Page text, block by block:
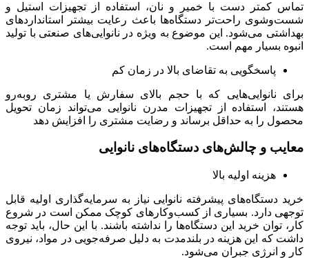
تماس کمتر دست با خمیر و نان، استفاده از تجهیزات استیل و
شست‌وشوی راحت‌تر دستگاه‌ها باعث رعایت بیشتر استانداردهای
بهداشتی می‌شود. این موضوع به ویژه در نانوایی‌های صنعتی با تولید
انبوه بسیار مهم است.
پاسخگویی به تقاضای بالا در زمان کم
برای نانوایی‌هایی که با حجم بالای سفارش یا مشتری روبه‌رو
هستند، استفاده از تجهیزات مدرن نانوایی می‌تواند زمان تحویل
محصول را به حداقل برساند و رضایت مشتری را افزایش دهد
معایب و چالش‌های دستگاه‌های نانوایی
هزینه اولیه بالا
خرید دستگاه‌های پیشرفته نانوایی نیاز به سرمایه‌گذاری اولیه قابل
توجهی دارد. بسیاری از کسب‌وکارهای کوچک ممکن است در شروع
کار، توان خرید این دستگاه‌ها را نداشته باشند. با این حال، باید توجه
داشت که این هزینه در بلندمدت به دلیل صرفه‌جویی در مواد، نیروی
کار و انرژی جبران می‌شود.